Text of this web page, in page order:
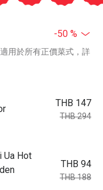
-50 %
用於所有正價菜式，詳
THB 147
THB 294
Ua Hot
THB 94
THB 188